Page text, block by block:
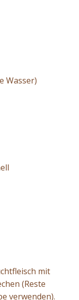
Wasser)
mit
(Reste
verwenden).